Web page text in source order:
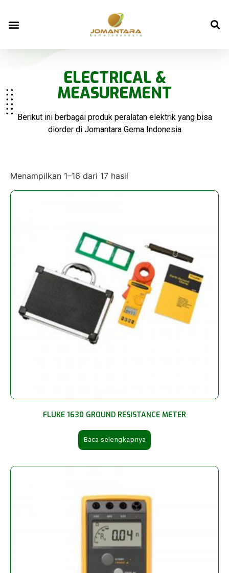
ELECTRICAL &
MEASUREMENT
Berikut ini berbagai produk peralatan elektrik yang bisa
diorder di Jomantara Gema Indonesia
Menampilkan 1–16 dari 17 hasil
FLUKE 1630 GROUND RESISTANCE METER
Baca selengkapnya